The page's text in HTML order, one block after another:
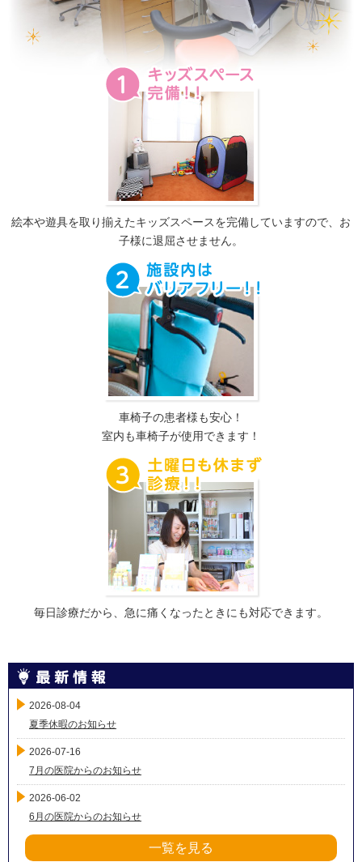
絵本や遊具を取り揃えたキッズスペースを完備していますので、お
子様に退屈させません。
車椅子の患者様も安心！
室内も車椅子が使用できます！
毎日診療だから、急に痛くなったときにも対応できます。
2026-08-04
夏季休暇のお知らせ
2026-07-16
7月の医院からのお知らせ
2026-06-02
6月の医院からのお知らせ
一覧を見る